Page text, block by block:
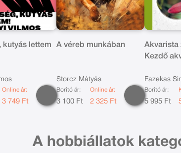
kutyás lettem
Online ár:
3 749 Ft
A véreb munkában
Storcz Mátyás
Borító ár:
3 100 Ft
Online ár:
2 325 Ft
Akvarista
Kezdő
Fazekas
Borító ár:
5 995 Ft
A hobbiállatok